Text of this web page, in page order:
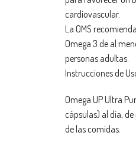
cardiovascular.
La OMS
Omega 3 de al
personas adultas.
Instrucciones de
Omega UP Ultra
cápsulas) al día,
de las comidas.